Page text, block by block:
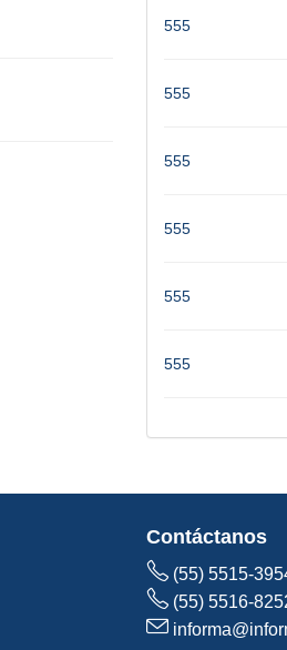
555
555
555
555
555
555
Contáctanos
(55) 5515-
(55) 5516-